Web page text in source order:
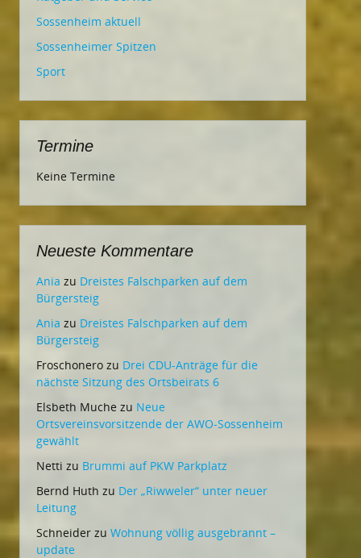
Sossenheim aktuell
Sossenheimer Spitzen
Sport
Termine
Keine Termine
Neueste Kommentare
Ania zu Dreistes Falschparken auf dem
Bürgersteig
Ania zu Dreistes Falschparken auf dem
Bürgersteig
Froschonero zu Drei CDU-Anträge für die
nächste Sitzung des Ortsbeirats 6
Elsbeth Muche zu Neue
Ortsvereinsvorsitzende der AWO-Sossenheim
gewählt
Netti zu Brummi auf PKW Parkplatz
Bernd Huth zu Der „Riwweler“ unter neuer
Leitung
Schneider zu Wohnung völlig ausgebrannt –
update